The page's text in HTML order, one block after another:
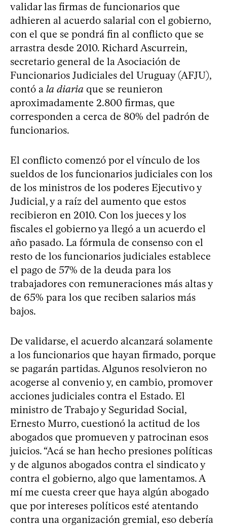
validar las firmas de funcionarios que
adhieren al acuerdo salarial con el gobierno,
con el que se pondrá fin al conflicto que se
arrastra desde 2010. Richard Ascurrein,
secretario general de la Asociación de
Funcionarios Judiciales del Uruguay (AFJU),
contó a la diaria que se reunieron
aproximadamente 2.800 firmas, que
corresponden a cerca de 80% del padrón de
funcionarios.
El conflicto comenzó por el vínculo de los
sueldos de los funcionarios judiciales con los
de los ministros de los poderes Ejecutivo y
Judicial, y a raíz del aumento que estos
recibieron en 2010. Con los jueces y los
fiscales el gobierno ya llegó a un acuerdo el
año pasado. La fórmula de consenso con el
resto de los funcionarios judiciales establece
el pago de 57% de la deuda para los
trabajadores con remuneraciones más altas y
de 65% para los que reciben salarios más
bajos.
De validarse, el acuerdo alcanzará solamente
a los funcionarios que hayan firmado, porque
se pagarán partidas. Algunos resolvieron no
acogerse al convenio y, en cambio, promover
acciones judiciales contra el Estado. El
ministro de Trabajo y Seguridad Social,
Ernesto Murro, cuestionó la actitud de los
abogados que promueven y patrocinan esos
juicios. “Acá se han hecho presiones políticas
y de algunos abogados contra el sindicato y
contra el gobierno, algo que lamentamos. A
mí me cuesta creer que haya algún abogado
que por intereses políticos esté atentando
contra una organización gremial, eso debería